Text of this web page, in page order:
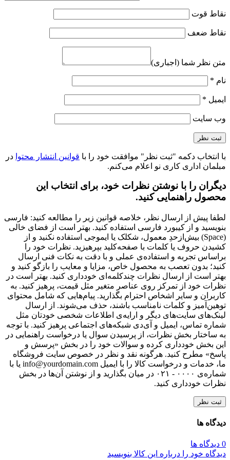
نقاط قوت
نقاط ضعف
متن نظر شما (اجباری)
نام *
ایمیل *
وب‌ سایت
با انتخاب دکمه "ثبت نظر" موافقت خود را با قوانین انتشار محتوا در
مبلمان اداری کاری نو اعلام می‌کنم.
دیگران را با نوشتن نظرات خود، برای انتخاب این
محصول راهنمایی کنید.
لطفا پیش از ارسال نظر، خلاصه قوانین زیر را مطالعه کنید: فارسی
بنویسید و از کیبورد فارسی استفاده کنید. بهتر است از فضای خالی
(Space) بیش‌از‌حدِ معمول، شکلک یا ایموجی استفاده نکنید و از
کشیدن حروف یا کلمات با صفحه‌کلید بپرهیزید. نظرات خود را
براساس تجربه و استفاده‌ی عملی و با دقت به نکات فنی ارسال
کنید؛ بدون تعصب به محصول خاص، مزایا و معایب را بازگو کنید و
بهتر است از ارسال نظرات چندکلمه‌‌ای خودداری کنید. بهتر است در
نظرات خود از تمرکز روی عناصر متغیر مثل قیمت، پرهیز کنید. به
کاربران و سایر اشخاص احترام بگذارید. پیام‌هایی که شامل محتوای
توهین‌آمیز و کلمات نامناسب باشند، حذف می‌شوند. از ارسال
لینک‌های سایت‌های دیگر و ارایه‌ی اطلاعات شخصی خودتان مثل
شماره تماس، ایمیل و آی‌دی شبکه‌های اجتماعی پرهیز کنید. با توجه
به ساختار بخش نظرات، از پرسیدن سوال یا درخواست راهنمایی در
این بخش خودداری کرده و سوالات خود را در بخش «پرسش و
پاسخ» مطرح کنید. هرگونه نقد و نظر در خصوص سایت فروشگاه
ما، خدمات و درخواست کالا را با ایمیل info@yourdomain.com یا با
شماره‌ی ۰۰۰۰ - ۰۲۱ در میان بگذارید و از نوشتن آن‌ها در بخش
نظرات خودداری کنید.
ثبت نظر
دیدگاه ها
0 دیدگاه ها
دیدگاه خود را درباره این کالا بنویسید